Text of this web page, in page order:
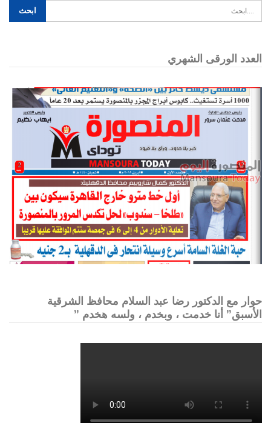
العدد الورقى الشهري
حوار مع الدكتور رضا عبد السلام محافظ الشرقية
الأسبق” أنا خدمت ، وبخدم ، ولسه هخدم ”